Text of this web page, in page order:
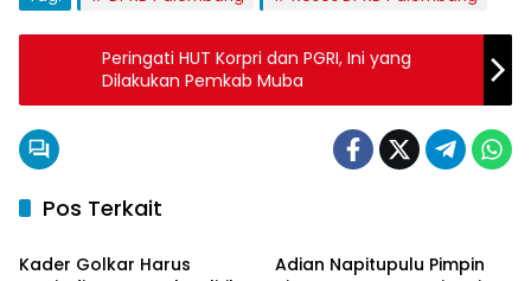
Peringati HUT Korpri dan PGRI, Ini yang
Dilakukan Pemkab Muba
Pos Terkait
Politik
Kader Golkar Harus
Adian Napitupulu Pimpin